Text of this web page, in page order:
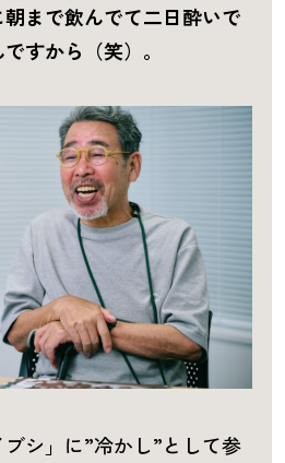
まで飲んでて二日酔いで
すから（笑）。
ブシ」に”冷かし”として参